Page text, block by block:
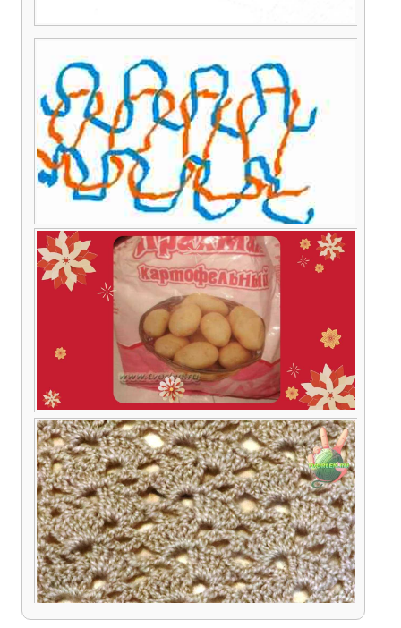
Как набрать петли на спицы узелками для
резинки
Горизонтальный трикотажный шов
Как накрахмалить снежинку до твёрдого
состояния